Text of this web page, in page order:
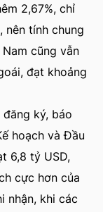
2,67%, chỉ
nên tính chung
cũng vẫn
đạt khoảng
ký, báo
hoạch và Đầu
6,8 tỷ USD,
cực hơn của
nhận, khi các